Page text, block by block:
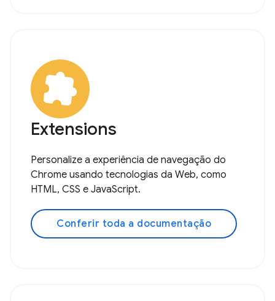
Extensions
Personalize a experiência de navegação do
Chrome usando tecnologias da Web, como
HTML, CSS e JavaScript.
Conferir toda a documentação